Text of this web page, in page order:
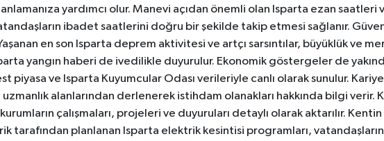
yardımcı olur. Manevi açıdan önemli olan Isparta ezan
ibadet saatlerini doğru bir şekilde takip etmesi sağlanır.
en son Isparta deprem aktivitesi ve artçı sarsıntılar, büyüklük ve
yangın haberi de ivedilikle duyurulur. Ekonomik göstergeler de
piyasa ve Isparta Kuyumcular Odası verileriyle canlı olarak sunulur.
alanlarından derlenerek istihdam olanakları hakkında bilgi verir.
çalışmaları, projeleri ve duyuruları detaylı olarak aktarılır.
tarafından planlanan Isparta elektrik kesintisi programları,